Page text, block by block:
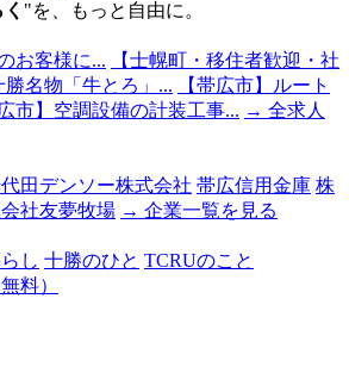
"を、もっと自由に。
お客様に...
【士幌町・移住者歓迎・社
名物「牛とろ」...
【帯広市】ルート
広市】空調設備の計装工事... → 全求人
田デンソー株式会社 帯広信用金庫 株
社友夢牧場 → 企業一覧を見る
し 十勝のひと TCRUのこと
料）